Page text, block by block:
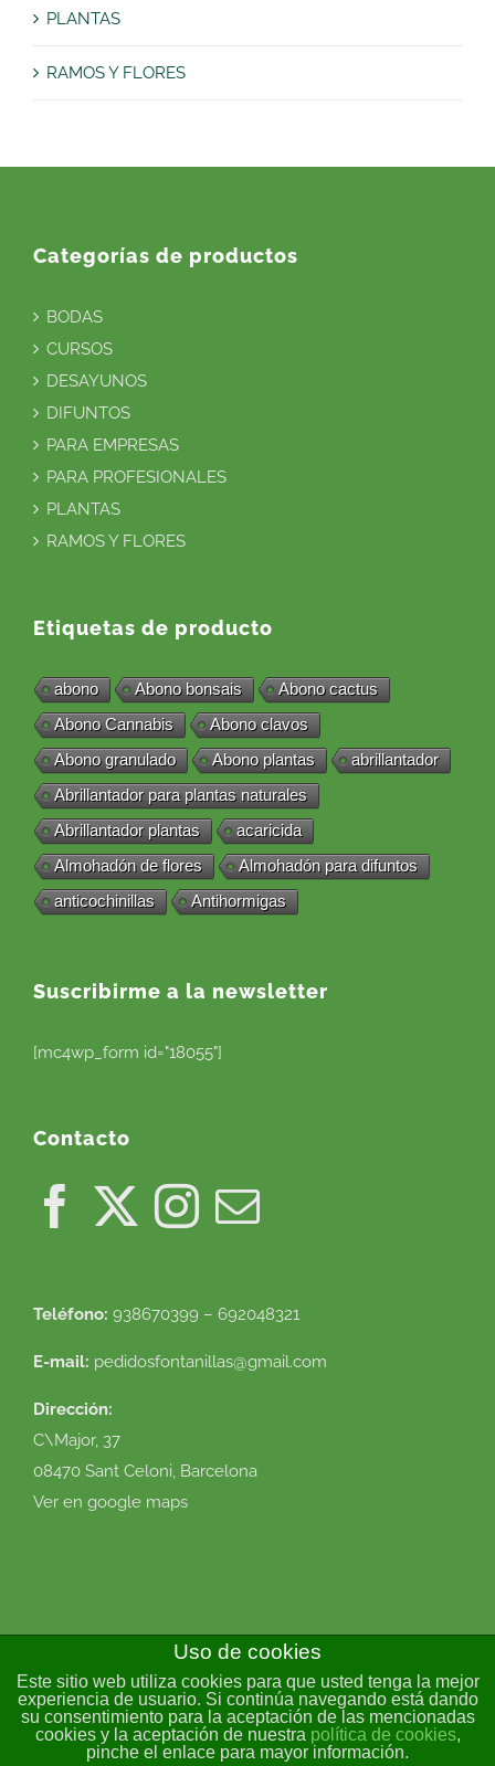
PLANTAS
RAMOS Y FLORES
Categorías de productos
BODAS
CURSOS
DESAYUNOS
DIFUNTOS
PARA EMPRESAS
PARA PROFESIONALES
PLANTAS
RAMOS Y FLORES
Etiquetas de producto
abono Abono bonsais
Abono cactus
Abono Cannabis
Abono clavos
Abono granulado
Abono plantas
abrillantador
Abrillantador para plantas naturales
Abrillantador plantas
acaricida
Almohadón de flores
Almohadón para difuntos
anticochinillas
Antihormigas
Suscribirme a la newsletter
[mc4wp_form id="18055"]
Contacto
Teléfono: 938670399 – 692048321
E-mail: pedidosfontanillas@gmail.com
Dirección:
C\Major, 37
08470 Sant Celoni, Barcelona
Ver en google maps
© 2016 Flor Natural. Todos los derechos reservados. |Política de
cookies|Condiciones de uso|Envíos y devoluciones|Diseño
web VirtualDomus
Uso de cookies
Este sitio web utiliza cookies para que usted tenga la mejor
experiencia de usuario. Si continúa navegando está dando
su consentimiento para la aceptación de las mencionadas
cookies y la aceptación de nuestra política de cookies,
pinche el enlace para mayor información.